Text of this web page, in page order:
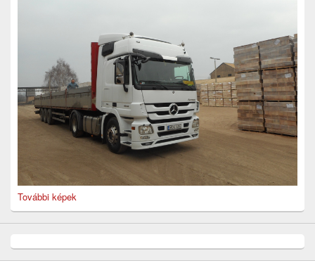
További képek